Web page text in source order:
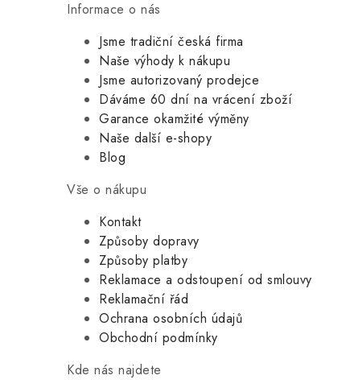
Informace o nás
Jsme tradiční česká firma
Naše výhody k nákupu
Jsme autorizovaný prodejce
Dáváme 60 dní na vrácení zboží
Garance okamžité výměny
Naše další e-shopy
Blog
Vše o nákupu
Kontakt
Způsoby dopravy
Způsoby platby
Reklamace a odstoupení od smlouvy
Reklamační řád
Ochrana osobních údajů
Obchodní podmínky
Kde nás najdete